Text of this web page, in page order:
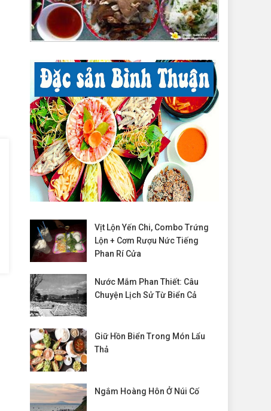
Vịt Lộn Yến Chi, Combo Trứng
Lộn + Cơm Rượu Nức Tiếng
Phan Rí Cửa
Nước Mắm Phan Thiết: Câu
Chuyện Lịch Sử Từ Biển Cả
Giữ Hồn Biển Trong Món Lẩu
Thả
Ngắm Hoàng Hôn Ở Núi Cố